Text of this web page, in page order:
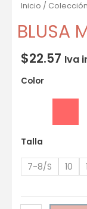
Inicio / Colección
BLUSA
$22.57 Iva
Color
Talla
7-8/S 10